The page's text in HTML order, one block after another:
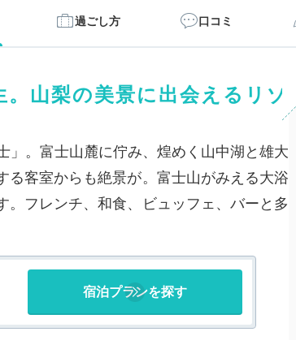
過ごし方 口コミ
山梨の美景に出会えるリゾ
」。富士山麓に佇み、煌めく山中湖と雄大
る客室からも絶景が。富士山がみえる大浴
フレンチ、和食、ビュッフェ、バーと多
宿泊プランを探す